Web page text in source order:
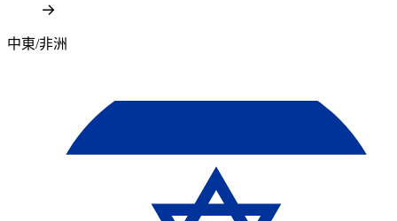
中東/非洲​​